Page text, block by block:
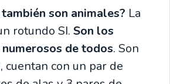
son animales? La
rotundo SI. Son los
de todos. Son
cuentan con un par de